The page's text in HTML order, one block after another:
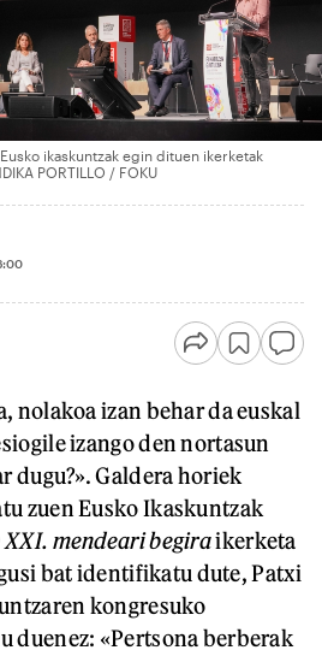
ikaskuntzak egin dituen ikerketak
PORTILLO / FOKU
nolakoa izan behar da euskal
izango den nortasun
dugu?». Galdera horiek
zuen Eusko Ikaskuntzak
mendeari begiraikerketa
bat identifikatu dute, Patxi
kongresuko
duenez: «Pertsona berberak